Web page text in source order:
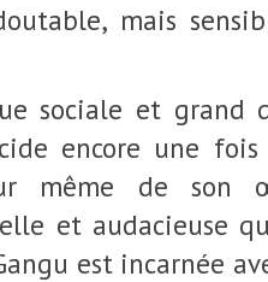
mais
sociale et grand
encore une
même de son
et audacieuse
est incarnée